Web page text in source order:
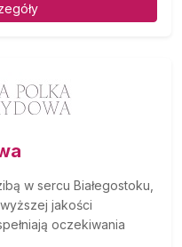
w sercu Białegostoku,
jakości
oczekiwania